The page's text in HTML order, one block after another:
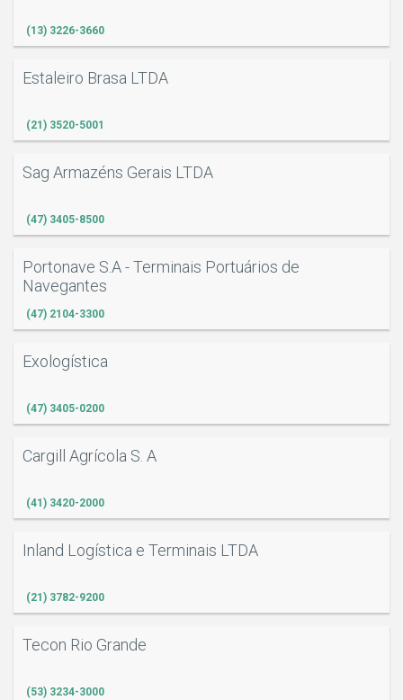
(13) 3226-3660
Estaleiro Brasa LTDA
(21) 3520-5001
Sag Armazéns Gerais LTDA
(47) 3405-8500
Portonave S.A - Terminais Portuários de
Navegantes
(47) 2104-3300
Exologística
(47) 3405-0200
Cargill Agrícola S. A
(41) 3420-2000
Inland Logística e Terminais LTDA
(21) 3782-9200
Tecon Rio Grande
(53) 3234-3000